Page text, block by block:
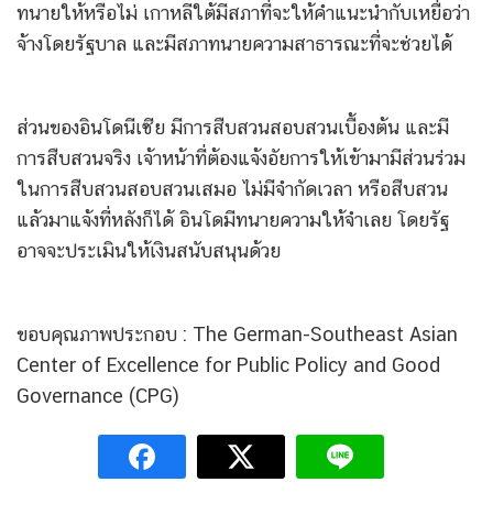
ทนายให้หรือไม่ เกาหลีใต้มีสภาที่จะให้คำแนะนำกับเหยื่อว่า
จ้างโดยรัฐบาล และมีสภาทนายความสาธารณะที่จะช่วยได้
ส่วนของอินโดนีเซีย มีการสืบสวนสอบสวนเบื้องต้น และมี
การสืบสวนจริง เจ้าหน้าที่ต้องแจ้งอัยการให้เข้ามามีส่วนร่วม
ในการสืบสวนสอบสวนเสมอ ไม่มีจำกัดเวลา หรือสืบสวน
แล้วมาแจ้งที่หลังก็ได้ อินโดมีทนายความให้จำเลย โดยรัฐ
อาจจะประเมินให้เงินสนับสนุนด้วย
ขอบคุณภาพประกอบ : The German-Southeast Asian
Center of Excellence for Public Policy and Good
Governance (CPG)